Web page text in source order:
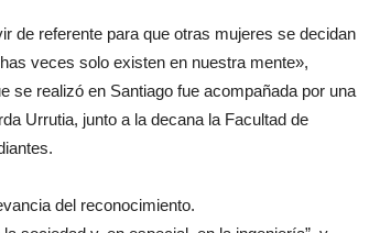
de referente para que otras mujeres se decidan
veces solo existen en nuestra mente»,
se realizó en Santiago fue acompañada por una
Urrutia, junto a la decana la Facultad de
del reconocimiento.